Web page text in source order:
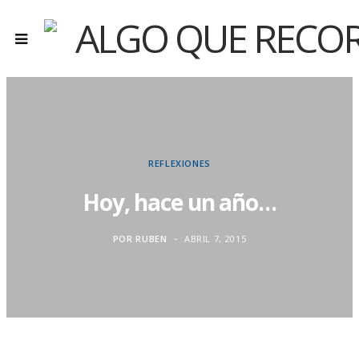
REFLEXIONES
Hoy, hace un año…
POR RUBEN ABRIL 7, 2015